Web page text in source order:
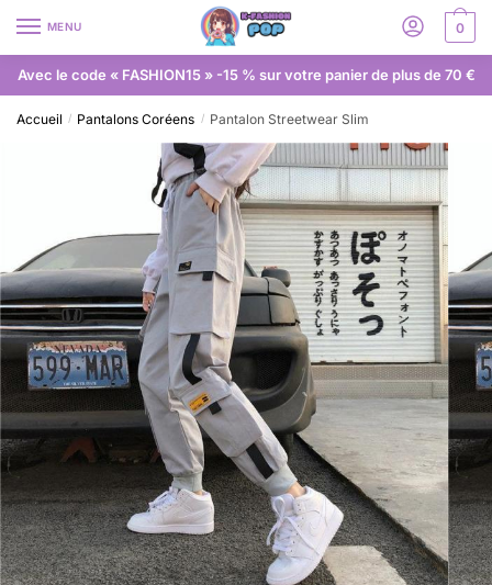
MENU 0
Avec le code « FASHION15 » -15 % sur votre panier de plus de 70 €
Accueil / Pantalons Coréens / Pantalon Streetwear Slim